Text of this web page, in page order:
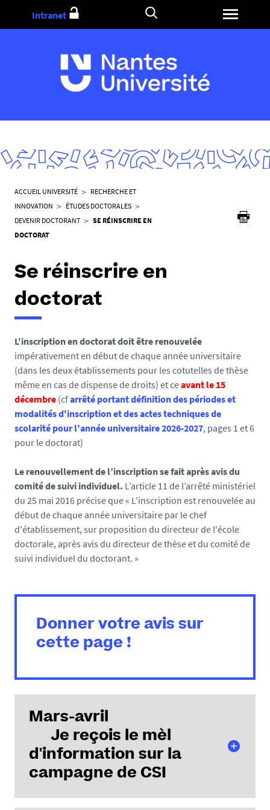
Aller
Intranet
V
o
u
s
t
e
i
c
ACCUEIL UNIVERSITÉ
RECHERCHE ET
INNOVATION
ÉTUDES DOCTORALES
DEVENIR DOCTORANT
SE RÉINSCRIRE EN
DOCTORAT
Se réinscrire en
doctorat
L'inscription en doctorat doit être renouvelée
impérativement en début de chaque année universitaire
(dans les deux établissements pour les cotutelles de thèse
même en cas de dispense de droits) etceavant le 15
décembre (cfarrêté portant définition des périodes et
modalités d'inscription et des actes techniques de
scolarité pour l'année universitaire 2026-2027, pages 1 et 6
pour le doctorat)
Le renouvellement de l’inscription se fait après avis du
comité de suivi individuel. L’article 11 de l’arrêté ministériel
du 25 mai 2016 précise que « L'inscription est renouvelée au
début de chaque année universitaire par le chef
d'établissement, sur proposition du directeur de l'école
doctorale, après avis du directeur de thèse et du comité de
suivi individuel du doctorant. »
Donner votre avis sur
cette page !
Mars-avril
Je reçois le mèl
d'information sur la
campagne de CSI